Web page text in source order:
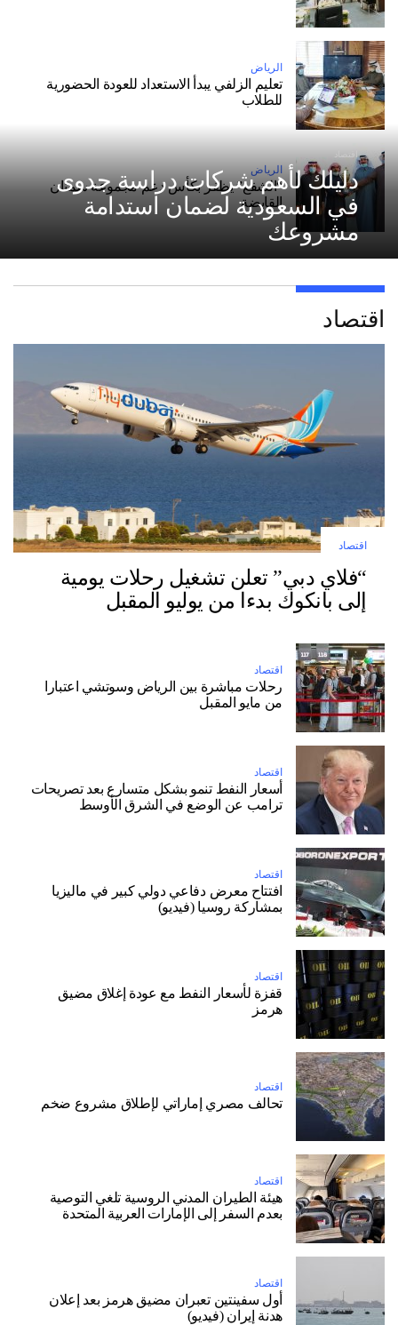
الرياض
تعليم الزلفي يبدأ الاستعداد للعودة الحضورية
للطلاب
الرياض
“الشفع” يظفر بكأس دعم مجموعة سمنان
القابضة
اقتصاد
دليلك لأهم شركات دراسة جدوى
في السعودية لضمان استدامة
مشروعك
اقتصاد
اقتصاد
“فلاي دبي” تعلن تشغيل رحلات يومية
إلى بانكوك بدءا من يوليو المقبل
اقتصاد
رحلات مباشرة بين الرياض وسوتشي اعتبارا
من مايو المقبل
اقتصاد
أسعار النفط تنمو بشكل متسارع بعد تصريحات
ترامب عن الوضع في الشرق الأوسط
اقتصاد
افتتاح معرض دفاعي دولي كبير في ماليزيا
بمشاركة روسيا (فيديو)
اقتصاد
قفزة لأسعار النفط مع عودة إغلاق مضيق
هرمز
اقتصاد
تحالف مصري إماراتي لإطلاق مشروع ضخم
اقتصاد
هيئة الطيران المدني الروسية تلغي التوصية
بعدم السفر إلى الإمارات العربية المتحدة
اقتصاد
أول سفينتين تعبران مضيق هرمز بعد إعلان
هدنة إيران (فيديو)